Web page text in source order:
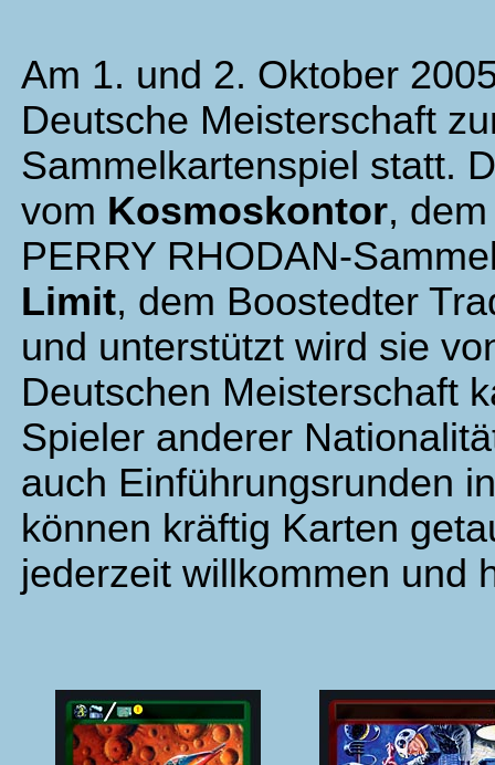
Am 1. und 2. Oktober
Deutsche Meisterschaft
Sammelkartenspiel statt.
vom Kosmoskontor,
PERRY RHODAN-
Limit, dem Boostedter
und unterstützt wird sie
Deutschen Meisterschaft
Spieler anderer
auch Einführungsrunden
können kräftig Karten
jederzeit willkommen und